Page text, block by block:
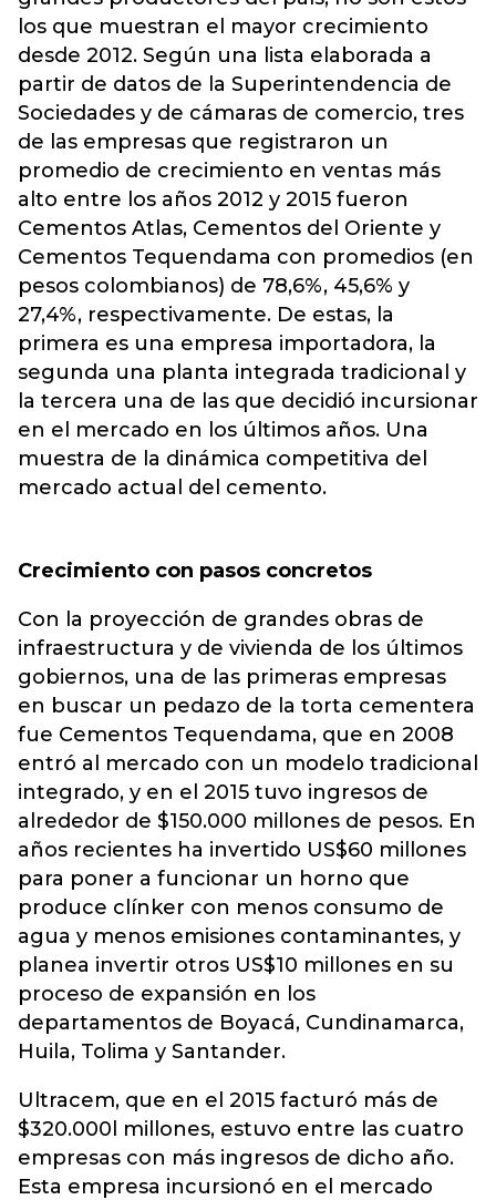
los que muestran el mayor crecimiento
desde 2012. Según una lista elaborada a
partir de datos de la Superintendencia de
Sociedades y de cámaras de comercio, tres
de las empresas que registraron un
promedio de crecimiento en ventas más
alto entre los años 2012 y 2015 fueron
Cementos Atlas, Cementos del Oriente y
Cementos Tequendama con promedios (en
pesos colombianos) de 78,6%, 45,6% y
27,4%, respectivamente. De estas, la
primera es una empresa importadora, la
segunda una planta integrada tradicional y
la tercera una de las que decidió incursionar
en el mercado en los últimos años. Una
muestra de la dinámica competitiva del
mercado actual del cemento.
Crecimiento con pasos concretos
Con la proyección de grandes obras de
infraestructura y de vivienda de los últimos
gobiernos, una de las primeras empresas
en buscar un pedazo de la torta cementera
fue Cementos Tequendama, que en 2008
entró al mercado con un modelo tradicional
integrado, y en el 2015 tuvo ingresos de
alrededor de $150.000 millones de pesos. En
años recientes ha invertido US$60 millones
para poner a funcionar un horno que
produce clínker con menos consumo de
agua y menos emisiones contaminantes, y
planea invertir otros US$10 millones en su
proceso de expansión en los
departamentos de Boyacá, Cundinamarca,
Huila, Tolima y Santander.
Ultracem, que en el 2015 facturó más de
$320.000l millones, estuvo entre las cuatro
empresas con más ingresos de dicho año.
Esta empresa incursionó en el mercado